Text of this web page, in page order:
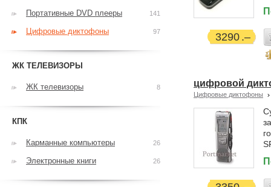
3290
цифровой
Цифровые диктофоны
Портативные DVD плееры 141
Цифровые диктофоны 97
ЖК ТЕЛЕВИЗОРЫ
ЖК телевизоры 8
КПК
Карманные компьютеры 26
Электронные книги 26